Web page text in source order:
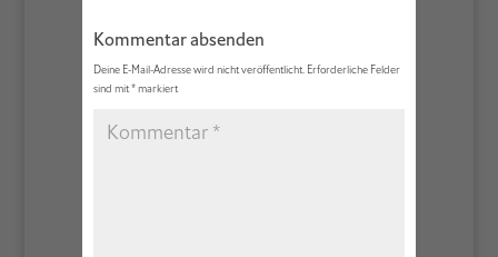
Kommentar absenden
Deine E-Mail-Adresse wird nicht veröffentlicht. Erforderliche Felder
sind mit*markiert